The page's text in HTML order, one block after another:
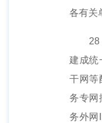
各有关
28．
建成统
干网等
务专网
务外网